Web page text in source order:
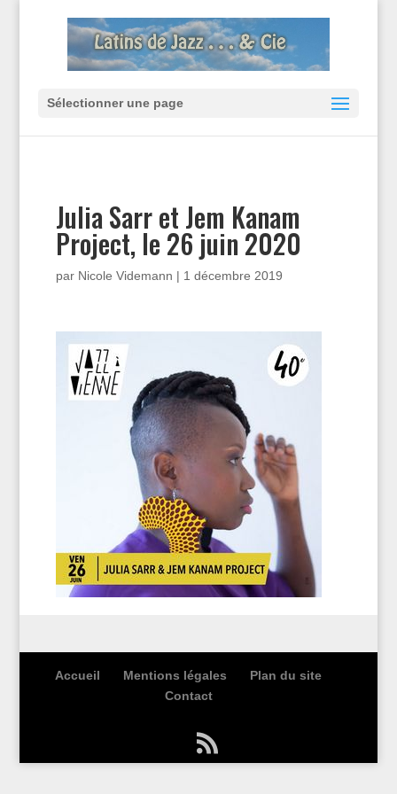
Sélectionner une page
Julia Sarr et Jem Kanam
Project, le 26 juin 2020
par Nicole Videmann | 1 décembre 2019
Accueil Mentions légales
Plan du site
Contact